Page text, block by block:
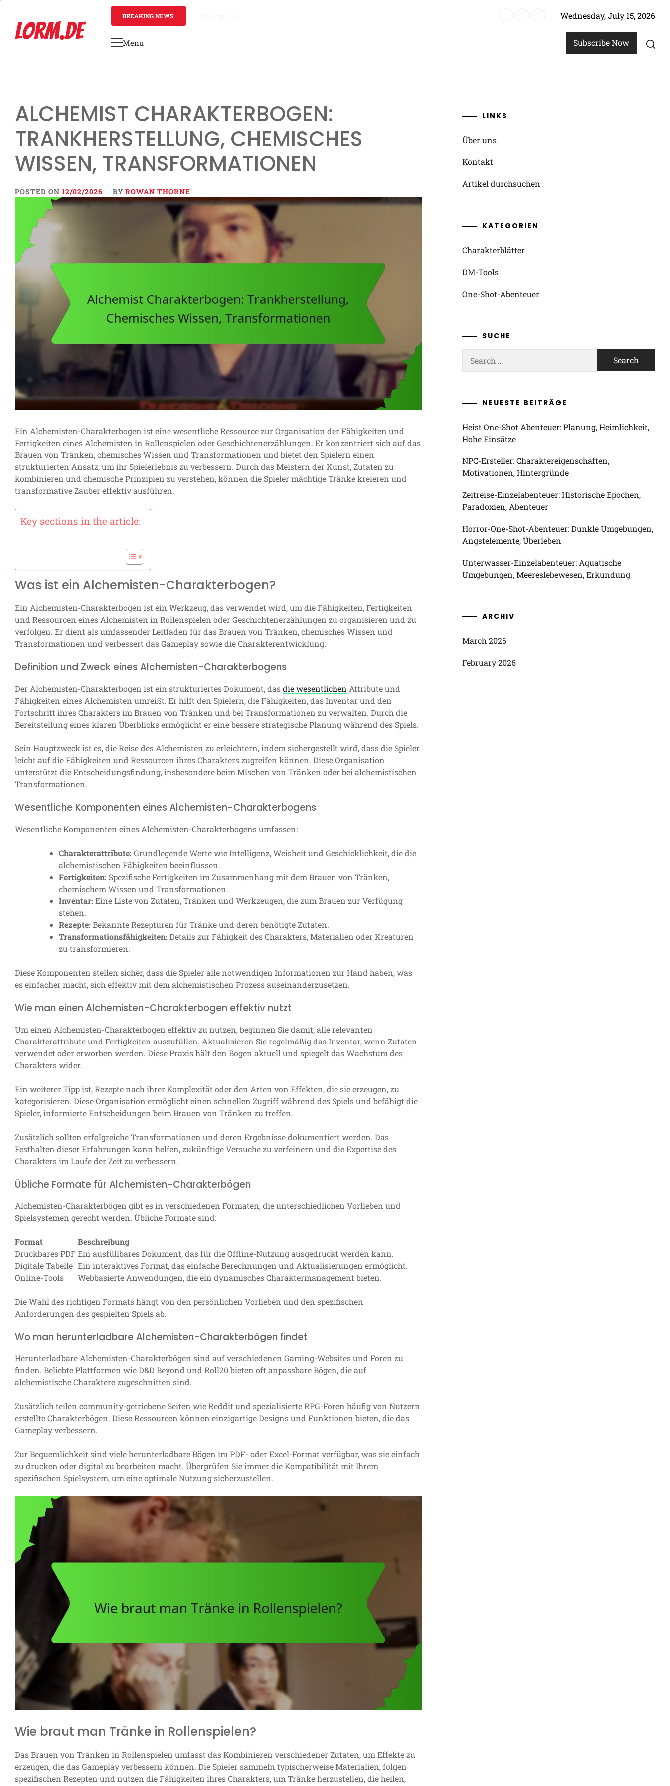
contentLORM.DE
BREAKING NEWS Wednesday, July 15, 2026
Primary
Menu Subscribe Now
ALCHEMIST CHARAKTERBOGEN:
TRANKHERSTELLUNG, CHEMISCHES
WISSEN, TRANSFORMATIONEN
POSTED ON 12/02/2026 BY ROWAN THORNE
Ein Alchemisten-Charakterbogen ist eine wesentliche Ressource zur Organisation der Fähigkeiten und
Fertigkeiten eines Alchemisten in Rollenspielen oder Geschichtenerzählungen. Er konzentriert sich auf das
Brauen von Tränken, chemisches Wissen und Transformationen und bietet den Spielern einen
strukturierten Ansatz, um ihr Spielerlebnis zu verbessern. Durch das Meistern der Kunst, Zutaten zu
kombinieren und chemische Prinzipien zu verstehen, können die Spieler mächtige Tränke kreieren und
transformative Zauber effektiv ausführen.
Key sections in the article:
Was ist ein Alchemisten-Charakterbogen?
Ein Alchemisten-Charakterbogen ist ein Werkzeug, das verwendet wird, um die Fähigkeiten, Fertigkeiten
und Ressourcen eines Alchemisten in Rollenspielen oder Geschichtenerzählungen zu organisieren und zu
verfolgen. Er dient als umfassender Leitfaden für das Brauen von Tränken, chemisches Wissen und
Transformationen und verbessert das Gameplay sowie die Charakterentwicklung.
Definition und Zweck eines Alchemisten-Charakterbogens
Der Alchemisten-Charakterbogen ist ein strukturiertes Dokument, dasdie wesentlichen Attribute und
Fähigkeiten eines Alchemisten umreißt. Er hilft den Spielern, die Fähigkeiten, das Inventar und den
Fortschritt ihres Charakters im Brauen von Tränken und bei Transformationen zu verwalten. Durch die
Bereitstellung eines klaren Überblicks ermöglicht er eine bessere strategische Planung während des Spiels.
Sein Hauptzweck ist es, die Reise des Alchemisten zu erleichtern, indem sichergestellt wird, dass die Spieler
leicht auf die Fähigkeiten und Ressourcen ihres Charakters zugreifen können. Diese Organisation
unterstützt die Entscheidungsfindung, insbesondere beim Mischen von Tränken oder bei alchemistischen
Transformationen.
Wesentliche Komponenten eines Alchemisten-Charakterbogens
Wesentliche Komponenten eines Alchemisten-Charakterbogens umfassen:
Charakterattribute: Grundlegende Werte wie Intelligenz, Weisheit und Geschicklichkeit, die die
alchemistischen Fähigkeiten beeinflussen.
Fertigkeiten: Spezifische Fertigkeiten im Zusammenhang mit dem Brauen von Tränken,
chemischem Wissen und Transformationen.
Inventar: Eine Liste von Zutaten, Tränken und Werkzeugen, die zum Brauen zur Verfügung
stehen.
Rezepte: Bekannte Rezepturen für Tränke und deren benötigte Zutaten.
Transformationsfähigkeiten: Details zur Fähigkeit des Charakters, Materialien oder Kreaturen
zu transformieren.
Diese Komponenten stellen sicher, dass die Spieler alle notwendigen Informationen zur Hand haben, was
es einfacher macht, sich effektiv mit dem alchemistischen Prozess auseinanderzusetzen.
Wie man einen Alchemisten-Charakterbogen effektiv nutzt
Um einen Alchemisten-Charakterbogen effektiv zu nutzen, beginnen Sie damit, alle relevanten
Charakterattribute und Fertigkeiten auszufüllen. Aktualisieren Sie regelmäßig das Inventar, wenn Zutaten
verwendet oder erworben werden. Diese Praxis hält den Bogen aktuell und spiegelt das Wachstum des
Charakters wider.
Ein weiterer Tipp ist, Rezepte nach ihrer Komplexität oder den Arten von Effekten, die sie erzeugen, zu
kategorisieren. Diese Organisation ermöglicht einen schnellen Zugriff während des Spiels und befähigt die
Spieler, informierte Entscheidungen beim Brauen von Tränken zu treffen.
Zusätzlich sollten erfolgreiche Transformationen und deren Ergebnisse dokumentiert werden. Das
Festhalten dieser Erfahrungen kann helfen, zukünftige Versuche zu verfeinern und die Expertise des
Charakters im Laufe der Zeit zu verbessern.
Übliche Formate für Alchemisten-Charakterbögen
Alchemisten-Charakterbögen gibt es in verschiedenen Formaten, die unterschiedlichen Vorlieben und
Spielsystemen gerecht werden. Übliche Formate sind:
Format
Beschreibung
Druckbares PDFEin ausfüllbares Dokument, das für die Offline-Nutzung ausgedruckt werden kann.
Digitale Tabelle Ein interaktives Format, das einfache Berechnungen und Aktualisierungen ermöglicht.
Online-Tools
Webbasierte Anwendungen, die ein dynamisches Charaktermanagement bieten.
Die Wahl des richtigen Formats hängt von den persönlichen Vorlieben und den spezifischen
Anforderungen des gespielten Spiels ab.
Wo man herunterladbare Alchemisten-Charakterbögen findet
Herunterladbare Alchemisten-Charakterbögen sind auf verschiedenen Gaming-Websites und Foren zu
finden. Beliebte Plattformen wie D&D Beyond und Roll20 bieten oft anpassbare Bögen, die auf
alchemistische Charaktere zugeschnitten sind.
Zusätzlich teilen community-getriebene Seiten wie Reddit und spezialisierte RPG-Foren häufig von Nutzern
erstellte Charakterbögen. Diese Ressourcen können einzigartige Designs und Funktionen bieten, die das
Gameplay verbessern.
Zur Bequemlichkeit sind viele herunterladbare Bögen im PDF- oder Excel-Format verfügbar, was sie einfach
zu drucken oder digital zu bearbeiten macht. Überprüfen Sie immer die Kompatibilität mit Ihrem
spezifischen Spielsystem, um eine optimale Nutzung sicherzustellen.
Wie braut man Tränke in Rollenspielen?
Das Brauen von Tränken in Rollenspielen umfasst das Kombinieren verschiedener Zutaten, um Effekte zu
erzeugen, die das Gameplay verbessern können. Die Spieler sammeln typischerweise Materialien, folgen
spezifischen Rezepten und nutzen die Fähigkeiten ihres Charakters, um Tränke herzustellen, die heilen,
LINKS
Über uns
Kontakt
Artikel durchsuchen
KATEGORIEN
Charakterblätter
DM-Tools
One-Shot-Abenteuer
SUCHE
for:
NEUESTE BEITRÄGE
Heist One-Shot Abenteuer: Planung, Heimlichkeit,
Hohe Einsätze
NPC-Ersteller: Charaktereigenschaften,
Motivationen, Hintergründe
Zeitreise-Einzelabenteuer: Historische Epochen,
Paradoxien, Abenteuer
Horror-One-Shot-Abenteuer: Dunkle Umgebungen,
Angstelemente, Überleben
Unterwasser-Einzelabenteuer: Aquatische
Umgebungen, Meereslebewesen, Erkundung
ARCHIV
March 2026
February 2026